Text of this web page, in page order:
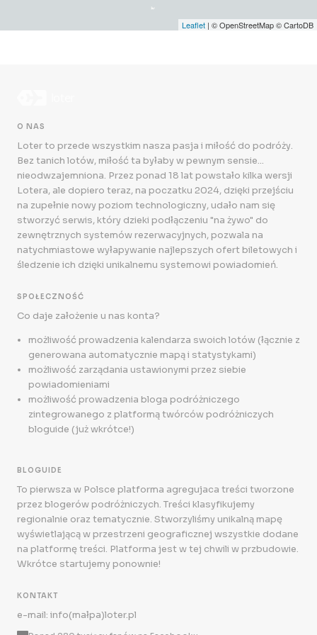
Leaflet | © OpenStreetMap © CartoDB
O NAS
Loter to przede wszystkim nasza pasja i miłość do podróży.
Bez tanich lotów, miłość ta byłaby w pewnym sensie...
nieodwzajemniona. Przez ponad 18 lat powstało kilka wersji
Lotera, ale dopiero teraz, na poczatku 2024, dzięki przejściu
na zupełnie nowy poziom technologiczny, udało nam się
stworzyć serwis, który dzieki podłączeniu "na żywo" do
zewnętrznych systemów rezerwacyjnych, pozwala na
natychmiastowe wyłapywanie najlepszych ofert biletowych i
śledzenie ich dzięki unikalnemu systemowi powiadomień.
SPOŁECZNOŚĆ
Co daje założenie u nas konta?
możliwość prowadzenia kalendarza swoich lotów (łącznie z
generowana automatycznie mapą i statystykami)
możliwość zarządania ustawionymi przez siebie
powiadomieniami
możliwość prowadzenia bloga podróżniczego
zintegrowanego z platformą twórców podróżniczych
bloguide (już wkrótce!)
BLOGUIDE
To pierwsza w Polsce platforma agregujaca treści tworzone
przez blogerów podróżniczych. Treści klasyfikujemy
regionalnie oraz tematycznie. Stworzyliśmy unikalną mapę
wyświetlającą w przestrzeni geograficznej wszystkie dodane
na platformę treści. Platforma jest w tej chwili w przbudowie.
Wkrótce startujemy ponownie!
KONTAKT
e-mail: info(małpa)loter.pl